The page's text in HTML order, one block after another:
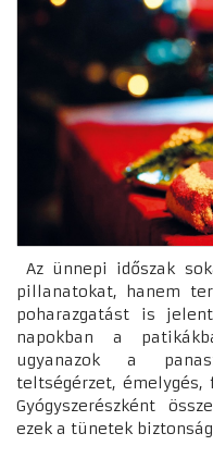
Az ünnepi időszak
pillanatokat, hanem
poharazgatást is
napokban a
ugyanazok a
teltségérzet, émelygés,
Gyógyszerészként
ezek a tünetek